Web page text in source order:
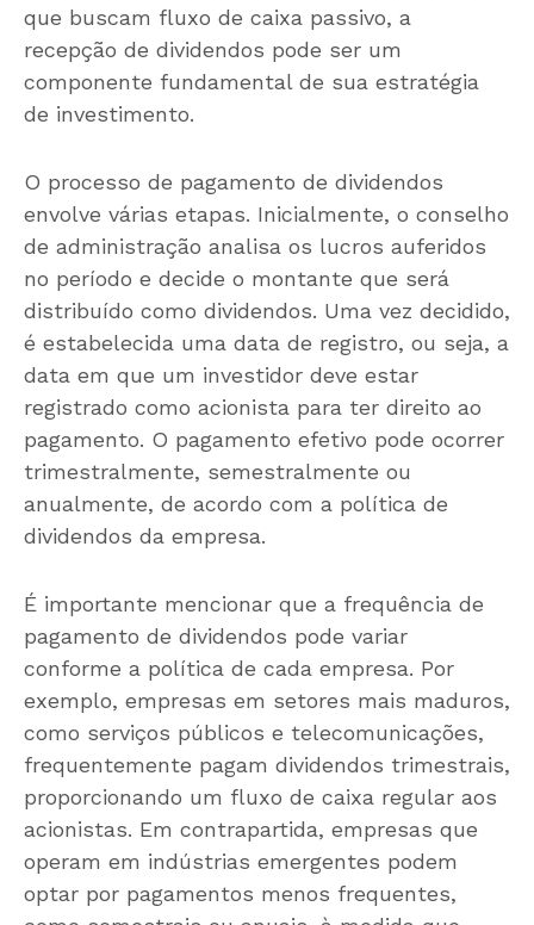
que buscam fluxo de caixa passivo, a
recepção de dividendos pode ser um
componente fundamental de sua estratégia
de investimento.
O processo de pagamento de dividendos
envolve várias etapas. Inicialmente, o conselho
de administração analisa os lucros auferidos
no período e decide o montante que será
distribuído como dividendos. Uma vez decidido,
é estabelecida uma data de registro, ou seja, a
data em que um investidor deve estar
registrado como acionista para ter direito ao
pagamento. O pagamento efetivo pode ocorrer
trimestralmente, semestralmente ou
anualmente, de acordo com a política de
dividendos da empresa.
É importante mencionar que a frequência de
pagamento de dividendos pode variar
conforme a política de cada empresa. Por
exemplo, empresas em setores mais maduros,
como serviços públicos e telecomunicações,
frequentemente pagam dividendos trimestrais,
proporcionando um fluxo de caixa regular aos
acionistas. Em contrapartida, empresas que
operam em indústrias emergentes podem
optar por pagamentos menos frequentes,